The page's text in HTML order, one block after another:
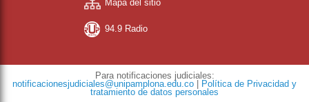
Mapa del sitio
94.9 Radio
Para notificaciones judiciales:
notificacionesjudiciales@unipamplona.edu.co
Política de Privacidad y
tratamiento de datos personales